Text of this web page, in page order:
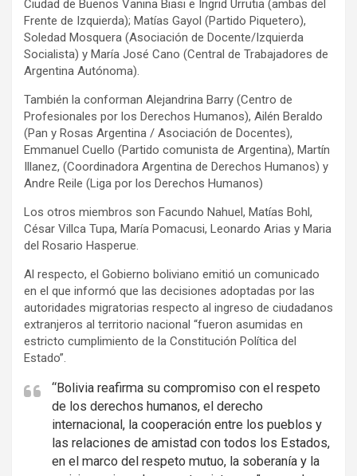
Ciudad de Buenos Vanina Biasi e Ingrid Urrutia (ambas del
Frente de Izquierda); Matías Gayol (Partido Piquetero),
Soledad Mosquera (Asociación de Docente/Izquierda
Socialista) y María José Cano (Central de Trabajadores de
Argentina Autónoma).
También la conforman Alejandrina Barry (Centro de
Profesionales por los Derechos Humanos), Ailén Beraldo
(Pan y Rosas Argentina / Asociación de Docentes),
Emmanuel Cuello (Partido comunista de Argentina), Martín
Illanez, (Coordinadora Argentina de Derechos Humanos) y
Andre Reile (Liga por los Derechos Humanos)
Los otros miembros son Facundo Nahuel, Matías Bohl,
César Villca Tupa, María Pomacusi, Leonardo Arias y Maria
del Rosario Hasperue.
Al respecto, el Gobierno boliviano emitió un comunicado
en el que informó que las decisiones adoptadas por las
autoridades migratorias respecto al ingreso de ciudadanos
extranjeros al territorio nacional “fueron asumidas en
estricto cumplimiento de la Constitución Política del
Estado”.
“Bolivia reafirma su compromiso con el respeto
de los derechos humanos, el derecho
internacional, la cooperación entre los pueblos y
las relaciones de amistad con todos los Estados,
en el marco del respeto mutuo, la soberanía y la